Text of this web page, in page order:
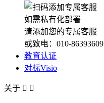
如需私有化部署
请添加您的专属客服
或致电：010-86393609
教育认证
对标Visio
关于  